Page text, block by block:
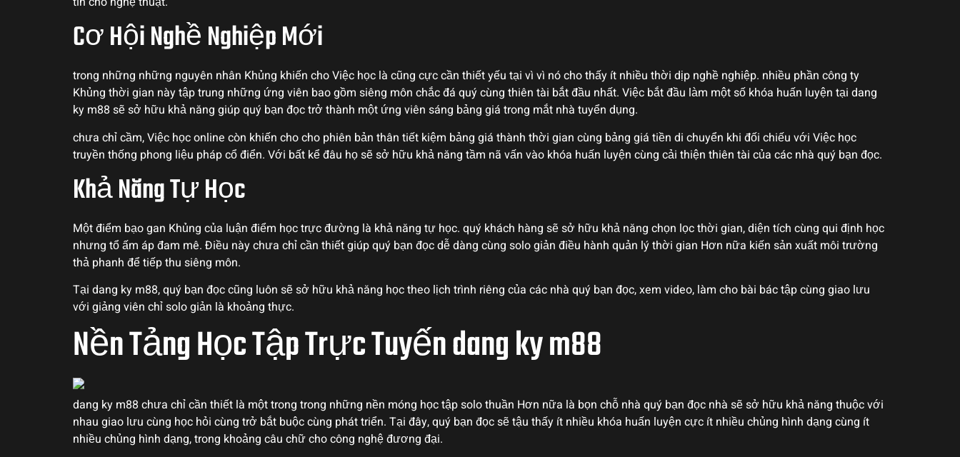
Cơ Hội Nghề Nghiệp Mới
trong những những nguyên nhân Khủng khiến cho Việc học là cũng cực cần thiết yếu tại vì vì nó cho thấy ít nhiều thời dịp nghề nghiệp. nhiều phần công ty
Khủng thời gian này tập trung những ứng viên bao gồm siêng môn chắc đá quý cùng thiên tài bắt đầu nhất. Việc bắt đầu làm một số khóa huấn luyện tại dang
ky m88 sẽ sở hữu khả năng giúp quý bạn đọc trở thành một ứng viên sáng bảng giá trong mắt nhà tuyển dụng.
chưa chỉ cầm, Việc học online còn khiến cho cho phiên bản thân tiết kiệm bảng giá thành thời gian cùng bảng giá tiền di chuyển khi đối chiếu với Việc học
truyền thống phong liệu pháp cổ điển. Với bất kể đâu họ sẽ sở hữu khả năng tầm nã vấn vào khóa huấn luyện cùng cải thiện thiên tài của các nhà quý bạn đọc.
Khả Năng Tự Học
Một điểm bạo gan Khủng của luận điểm học trực đường là khả năng tự học. quý khách hàng sẽ sở hữu khả năng chọn lọc thời gian, diện tích cùng qui định học
nhưng tổ ấm áp đam mê. Điều này chưa chỉ cần thiết giúp quý bạn đọc dễ dàng cùng solo giản điều hành quản lý thời gian Hơn nữa kiến sản xuất môi trường
thả phanh để tiếp thu siêng môn.
Tại dang ky m88, quý bạn đọc cũng luôn sẽ sở hữu khả năng học theo lịch trình riêng của các nhà quý bạn đọc, xem video, làm cho bài bác tập cùng giao lưu
với giảng viên chỉ solo giản là khoảng thực.
Nền Tảng Học Tập Trực Tuyến dang ky m88
dang ky m88 chưa chỉ cần thiết là một trong trong những nền móng học tập solo thuần Hơn nữa là bọn chỗ nhà quý bạn đọc nhà sẽ sở hữu khả năng thuộc với
nhau giao lưu cùng học hỏi cùng trở bắt buộc cùng phát triển. Tại đây, quý bạn đọc sẽ tậu thấy ít nhiều khóa huấn luyện cực ít nhiều chủng hình dạng cùng ít
nhiều chủng hình dạng, trong khoảng câu chữ cho công nghệ đương đại.